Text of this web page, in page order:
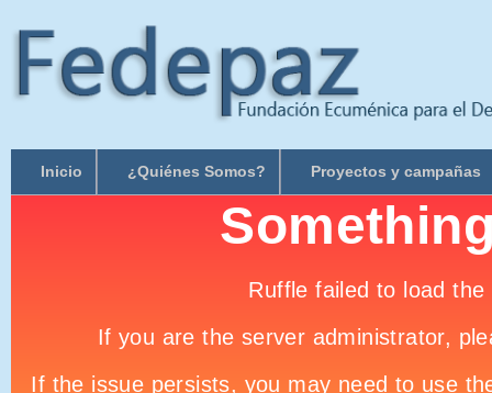
Inicio ¿Quiénes Somos? Proyectos y campañas